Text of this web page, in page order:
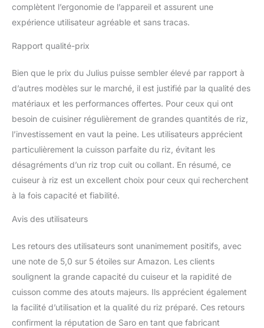
complètent l’ergonomie de l’appareil et assurent une
expérience utilisateur agréable et sans tracas.
Rapport qualité-prix
Bien que le prix du Julius puisse sembler élevé par rapport à
d’autres modèles sur le marché, il est justifié par la qualité des
matériaux et les performances offertes. Pour ceux qui ont
besoin de cuisiner régulièrement de grandes quantités de riz,
l’investissement en vaut la peine. Les utilisateurs apprécient
particulièrement la cuisson parfaite du riz, évitant les
désagréments d’un riz trop cuit ou collant. En résumé, ce
cuiseur à riz est un excellent choix pour ceux qui recherchent
à la fois capacité et fiabilité.
Avis des utilisateurs
Les retours des utilisateurs sont unanimement positifs, avec
une note de 5,0 sur 5 étoiles sur Amazon. Les clients
soulignent la grande capacité du cuiseur et la rapidité de
cuisson comme des atouts majeurs. Ils apprécient également
la facilité d’utilisation et la qualité du riz préparé. Ces retours
confirment la réputation de Saro en tant que fabricant